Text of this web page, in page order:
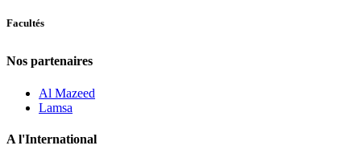
Facultés
Nos partenaires
Al Mazeed
Lamsa
A l'International